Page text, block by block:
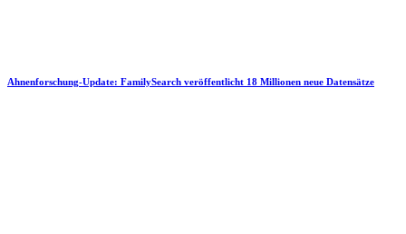
Ahnenforschung-Update: FamilySearch veröffentlicht 18 Millionen neue Datensätze